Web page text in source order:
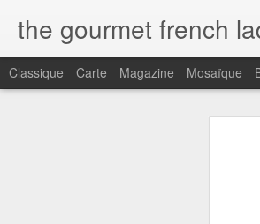
the gourmet french
Classique Carte Magazine Mosaïque